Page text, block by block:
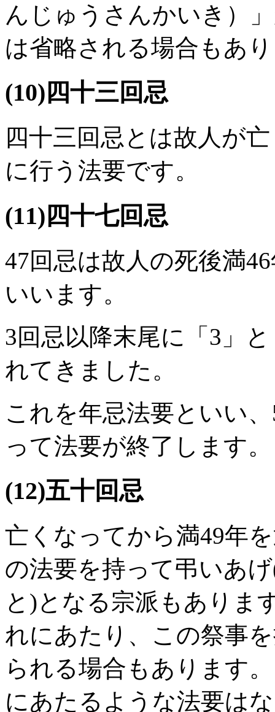
んじゅうさんかいき）
は省略される場合もあ
(10)四十三回忌
四十三回忌とは故人が
に行う法要です。
(11)四十七回忌
47回忌は故人の死後満
いいます。
3回忌以降末尾に「3」
れてきました。
これを年忌法要といい
って法要が終了します。
(12)五十回忌
亡くなってから満49年
の法要を持って弔いあ
と)となる宗派もありま
れにあたり、この祭事
られる場合もあります
にあたるような法要は